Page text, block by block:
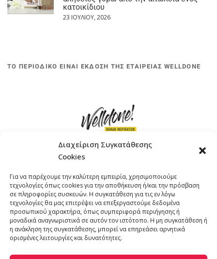
Διαχείριση Συγκατάθεσης
Cookies
Για να παρέχουμε την καλύτερη εμπειρία, χρησιμοποιούμε
τεχνολογίες όπως cookies για την αποθήκευση ή/και την πρόσβαση
σε πληροφορίες συσκευών. Η συγκατάθεση για τις εν λόγω
τεχνολογίες θα μας επιτρέψει να επεξεργαστούμε δεδομένα
προσωπικού χαρακτήρα, όπως συμπεριφορά περιήγησης ή
μοναδικά αναγνωριστικά σε αυτόν τον ιστότοπο. Η μη συγκατάθεση ή
η ανάκληση της συγκατάθεσης, μπορεί να επηρεάσει αρνητικά
ορισμένες λειτουργίες και δυνατότητες.
κατοικίδιου
23 ΙΟΥΛΊΟΥ, 2026
ΤΟ ΠΕΡΙΟΔΙΚΟ ΕΙΝΑΙ ΕΚΔΟΣΗ ΤΗΣ ΕΤΑΙΡΕΙΑΣ WELLDONE
ΤΗΛΕΦΩΝΟ: +30 211 4021758
EMAIL:info@welldone.com.gr